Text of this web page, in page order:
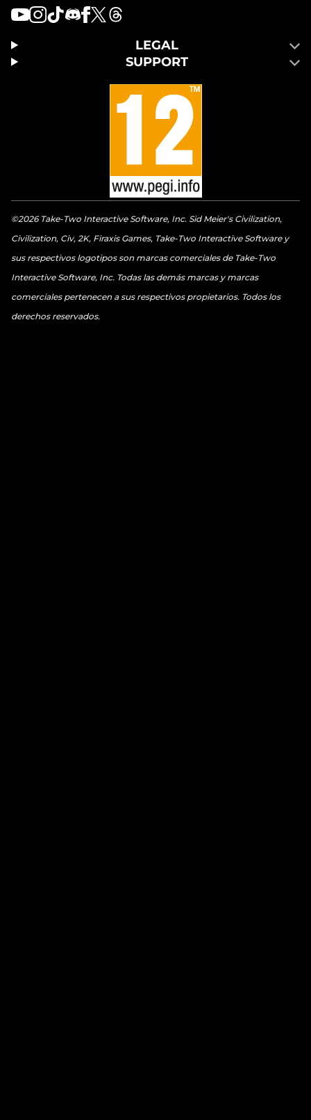
LEGAL
SUPPORT
©2026 Take-Two Interactive Software, Inc. Sid Meier's Civilization,
Civilization, Civ, 2K, Firaxis Games, Take-Two Interactive Software y
sus respectivos logotipos son marcas comerciales de Take-Two
Interactive Software, Inc. Todas las demás marcas y marcas
comerciales pertenecen a sus respectivos propietarios. Todos los
derechos reservados.